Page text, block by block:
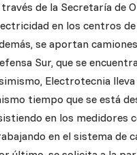
de la Secretaría de
en los centros
se aportan
Sur, que se
Electrotecnia
tiempo que se está
en los medidores
en el sistema de